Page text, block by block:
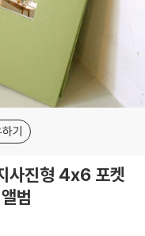
기
사진형 4x6 포켓
범